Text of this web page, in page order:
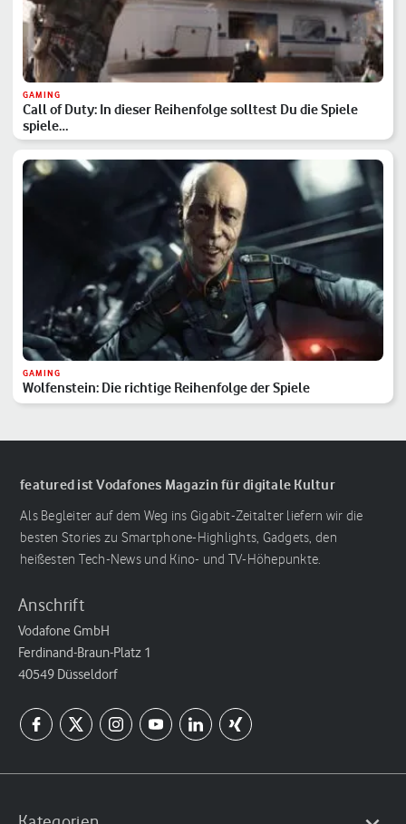
GAMING
Call of Duty: In dieser Reihenfolge solltest Du die Spiele
spiele…
GAMING
Wolfenstein: Die richtige Reihenfolge der Spiele
featured ist Vodafones Magazin für digitale Kultur
Als Begleiter auf dem Weg ins Gigabit-Zeitalter liefern wir die
besten Stories zu Smartphone-Highlights, Gadgets, den
heißesten Tech-News und Kino- und TV-Höhepunkte.
Anschrift
Vodafone GmbH
Ferdinand-Braun-Platz 1
40549 Düsseldorf